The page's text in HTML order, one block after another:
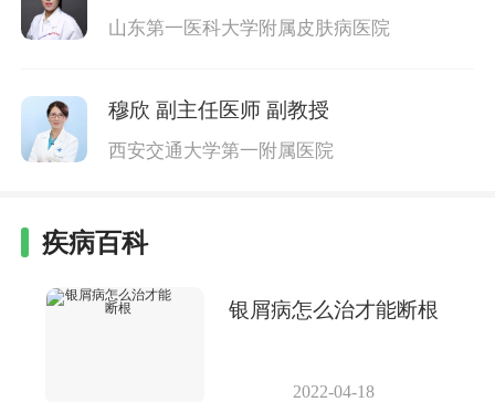
山东第一医科大学附属皮肤病医院
穆欣 副主任医师 副教授
西安交通大学第一附属医院
疾病百科
银屑病怎么治才能断根
2022-04-18